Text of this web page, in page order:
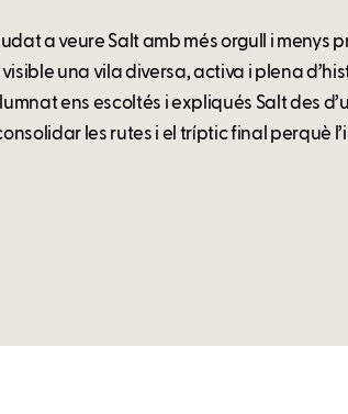
a veure Salt amb més orgull i menys
una vila diversa, activa i plena
ens escoltés i expliqués Salt des
les rutes i el tríptic final perquè